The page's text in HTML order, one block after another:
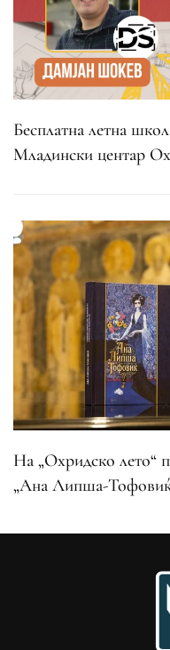
Бесплатна летна
Младински центар
На „Охридско лето“
„Ана Липша-